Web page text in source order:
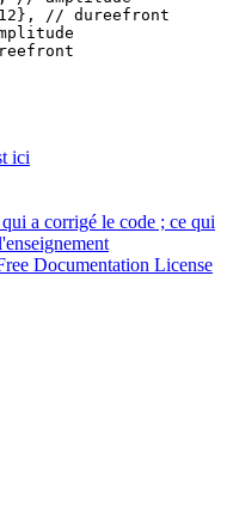
// dureefront
ici
a corrigé le code ; ce qui
Documentation License